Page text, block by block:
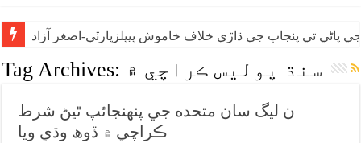
پاڻي تي پنجاب جي ڌاڙي خلاف خاموش پيپلزپارٽي-اصغر آزاد
Tag Archives: سنڌ پوليس ڪراچي ۾
ن ليگ سان متحده جي پنهنجائپ ٿيڻ شرط
ڪراچي ۾ ڏوھ وڌي ويا